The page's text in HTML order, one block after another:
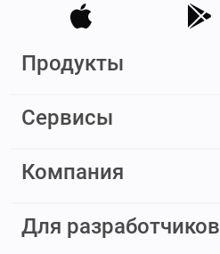
Продукты
Сервисы
Компания
Для разработчиков